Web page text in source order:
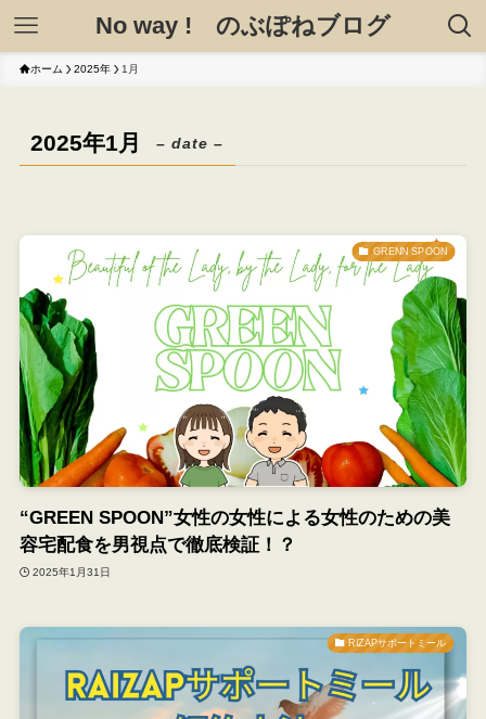
No way ! のぶぽねブログ
ホーム 2025年 1月
2025年1月 – date –
GRENN SPOON
“GREEN SPOON”女性の女性による女性のための美
容宅配食を男視点で徹底検証！？
2025年1月31日
RIZAPサポートミール